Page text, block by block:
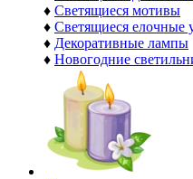
♦ Светящиеся мотивы
♦ Светящиеся елочные
♦ Декоративные лампы
♦ Новогодние